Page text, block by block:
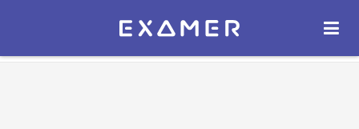
Экзамер — ЕГЭ 2027
ОТКРЫТЬ